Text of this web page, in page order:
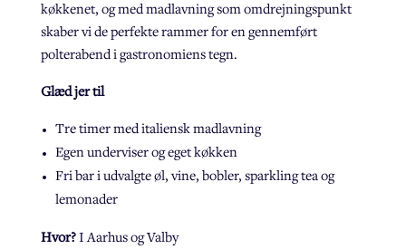
køkkenet, og med madlavning som omdrejningspunkt
skaber vi de perfekte rammer for en gennemført
polterabend i gastronomiens tegn.
Glæd jer til
Tre timer med italiensk madlavning
Egen underviser og eget køkken
Fri bar i udvalgte øl, vine, bobler, sparkling tea og
lemonader
Hvor? I Aarhus og Valby